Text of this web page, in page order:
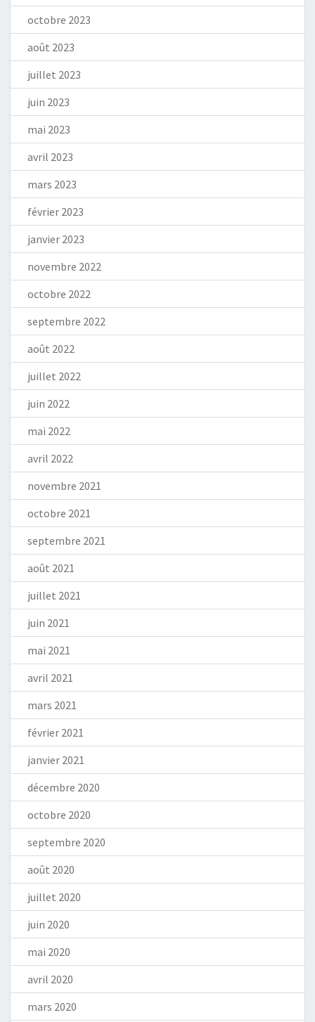
octobre 2023
août 2023
juillet 2023
juin 2023
mai 2023
avril 2023
mars 2023
février 2023
janvier 2023
novembre 2022
octobre 2022
septembre 2022
août 2022
juillet 2022
juin 2022
mai 2022
avril 2022
novembre 2021
octobre 2021
septembre 2021
août 2021
juillet 2021
juin 2021
mai 2021
avril 2021
mars 2021
février 2021
janvier 2021
décembre 2020
octobre 2020
septembre 2020
août 2020
juillet 2020
juin 2020
mai 2020
avril 2020
mars 2020